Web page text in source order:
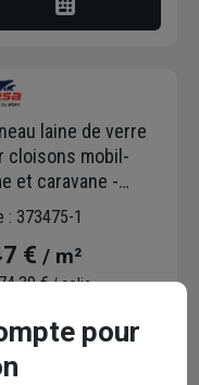
laine de verre
cloisons mobil-
et caravane -
Nu - R=1,10
MM
: 373475-1
€ / m²
€/ colis
pour